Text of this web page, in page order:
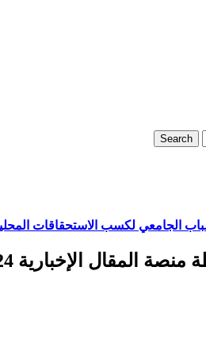
Search
الجامعي لكسب الاستحقاقات
المقال الإخبارية 2024 ©